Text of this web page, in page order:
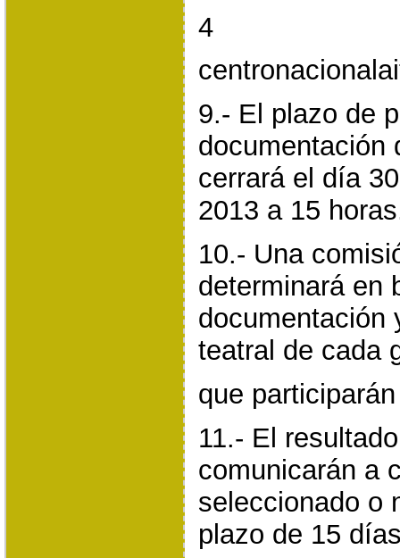
4
9.- El plazo de
documentación
cerrará el día
2013 a 15
10.- Una
determinará en
documentación
teatral de cada
que
11.- El
comunicarán a
seleccionado o
plazo de 15